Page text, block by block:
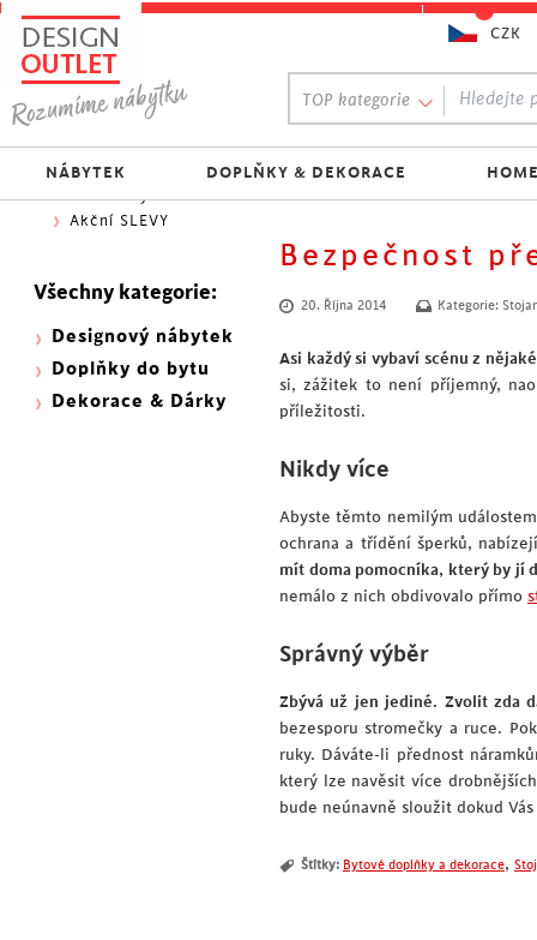
Bezpečnost
20. Října 2014 Kategorie:
Asi každý si vybaví scénu z
si, zážitek to není příjemný,
příležitosti.
Nikdy více
Abyste těmto nemilým
ochrana a třídění šperků,
mít doma pomocníka, který by jí
nemálo z nich obdivovalo přímo
Správný výběr
Zbývá už jen jediné. Zvolit zda
bezesporu stromečky a ruce.
ruky. Dáváte-li přednost
který lze navěsit více
bude neúnavně sloužit dokud
Štítky: Bytové doplňky a dekorace,
Oblíbený výběr:
300 NOVINEK
333 BESTSELLERŮ
Nejlevnější do 1.500 Kč
Skladovky
Akční SLEVY
Všechny kategorie:
Designový nábytek
Doplňky do bytu
Dekorace & Dárky
TOP kategorie
NÁBYTEK DOPLŇKY & DEKORACE
CZK